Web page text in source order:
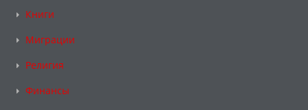
Книги
Миграции
Религия
Финансы